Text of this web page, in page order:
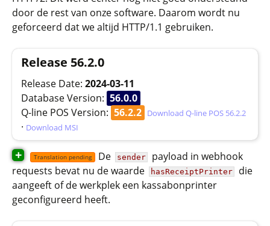
door de rest van onze software. Daarom wordt nu
geforceerd dat we altijd HTTP/1.1 gebruiken.
Release 56.2.0
Release Date: 2024-03-11
Database Version: 56.0.0
Q-line POS Version: 56.2.2 Download Q-line POS 56.2.2
· Download MSI
+ Translation pending De sender
payload in webhook
requests bevat nu de waarde
hasReceiptPrinter
die
aangeeft of de werkplek een kassabonprinter
geconfigureerd heeft.